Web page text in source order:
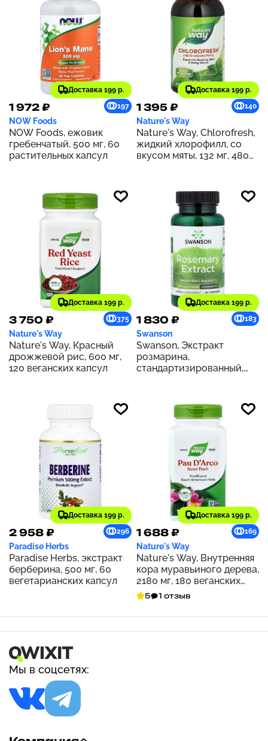
Доставка 199 р.
1 972 ₽ 197
NOW Foods
NOW Foods, ежовик
гребенчатый, 500 мг, 60
растительных капсул
Доставка 199 р.
1 395 ₽ 140
Nature's Way
Nature's Way, Chlorofresh,
жидкий хлорофилл, со
вкусом мяты, 132 мг, 480
Доставка 199 р.
3 750 ₽ 375
Nature's Way
Nature's Way, Красный
дрожжевой рис, 600 мг,
120 веганских капсул
Доставка 199 р.
1 830 ₽ 183
Swanson
Swanson, Экстракт
розмарина,
стандартизированный,
Доставка 199 р.
2 958 ₽ 296
Paradise Herbs
Paradise Herbs, экстракт
берберина, 500 мг, 60
вегетарианских капсул
Доставка 199 р.
1 688 ₽ 169
Nature's Way
Nature's Way, Внутренняя
кора муравьиного дерева,
2180 мг, 180 веганских
капсул (545 мг на капсулу)
5 1 отзыв
Мы в соцсетях: